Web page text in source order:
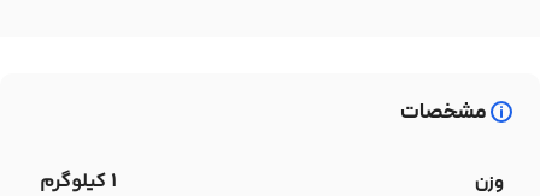
مشخصات
وزن 1 کیلوگرم